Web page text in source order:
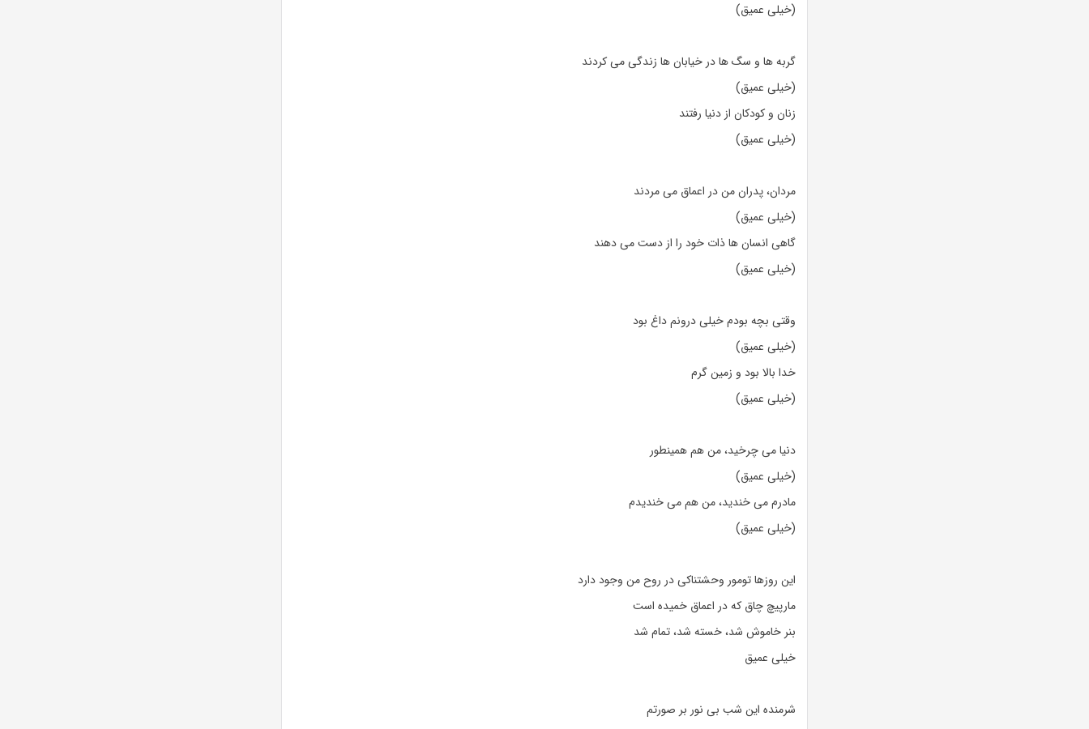
(خیلی عمیق)
گربه ها و سگ ها در خیابان ها زندگی می کردند
(خیلی عمیق)
زنان و کودکان از دنیا رفتند
(خیلی عمیق)
مردان، پدران من در اعماق می مردند
(خیلی عمیق)
گاهی انسان ها ذات خود را از دست می دهند
(خیلی عمیق)
وقتی بچه بودم خیلی درونم داغ بود
(خیلی عمیق)
خدا بالا بود و زمین گرم
(خیلی عمیق)
دنیا می چرخید، من هم همینطور
(خیلی عمیق)
مادرم می خندید، من هم می خندیدم
(خیلی عمیق)
این روزها تومور وحشتناکی در روح من وجود دارد
مارپیچ چاق که در اعماق خمیده است
بنر خاموش شد، خسته شد، تمام شد
خیلی عمیق
شرمنده این شب بی نور بر صورتم